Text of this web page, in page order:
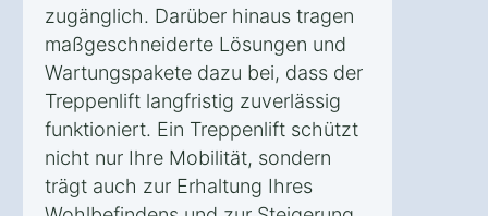
zugänglich. Darüber hinaus tragen
maßgeschneiderte Lösungen und
Wartungspakete dazu bei, dass der
Treppenlift langfristig zuverlässig
funktioniert. Ein Treppenlift schützt
nicht nur Ihre Mobilität, sondern
trägt auch zur Erhaltung Ihres